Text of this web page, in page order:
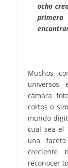
ocho
primera
Muchos
universos
cámara
cortos o
mundo
cual sea el
una
creciente
reconocer